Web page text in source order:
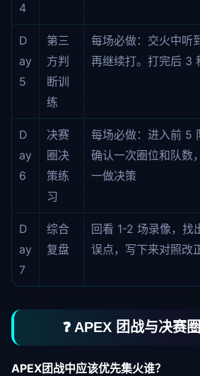
4
D
ay
5
第三
方判
断训
练
每场必做：交火中听
再继续打。打完后 3
D
ay
6
决赛
圈决
策练
习
每场必做：进入前 5
确认一次圈位和队数
一做决策
D
ay
7
综合
复盘
回看 1-2 场录像，找
误点，写下来对照改
❓ APEX 团战与决赛
APEX团战中应该优先集火谁？